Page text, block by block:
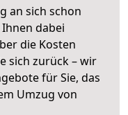
an sich schon
dabei
die Kosten
sich zurück – wir
für Sie, das
Umzug von